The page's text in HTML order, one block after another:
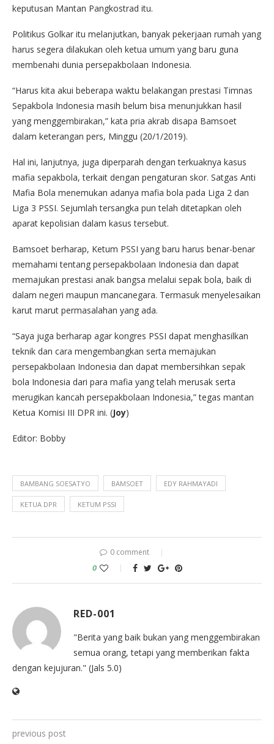
keputusan Mantan Pangkostrad itu.
Politikus Golkar itu melanjutkan, banyak pekerjaan rumah yang
harus segera dilakukan oleh ketua umum yang baru guna
membenahi dunia persepakbolaan Indonesia.
“Harus kita akui beberapa waktu belakangan prestasi Timnas
Sepakbola Indonesia masih belum bisa menunjukkan hasil
yang menggembirakan,” kata pria akrab disapa Bamsoet
dalam keterangan pers, Minggu (20/1/2019).
Hal ini, lanjutnya, juga diperparah dengan terkuaknya kasus
mafia sepakbola, terkait dengan pengaturan skor. Satgas Anti
Mafia Bola menemukan adanya mafia bola pada Liga 2 dan
Liga 3 PSSI. Sejumlah tersangka pun telah ditetapkan oleh
aparat kepolisian dalam kasus tersebut.
Bamsoet berharap, Ketum PSSI yang baru harus benar-benar
memahami tentang persepakbolaan Indonesia dan dapat
memajukan prestasi anak bangsa melalui sepak bola, baik di
dalam negeri maupun mancanegara. Termasuk menyelesaikan
karut marut permasalahan yang ada.
“Saya juga berharap agar kongres PSSI dapat menghasilkan
teknik dan cara mengembangkan serta memajukan
persepakbolaan Indonesia dan dapat membersihkan sepak
bola Indonesia dari para mafia yang telah merusak serta
merugikan kancah persepakbolaan Indonesia,” tegas mantan
Ketua Komisi III DPR ini. (Joy)
Editor: Bobby
BAMBANG SOESATYO BAMSOET EDY RAHMAYADI
KETUA DPR KETUM PSSI
0 comment
0
RED-001
"Berita yang baik bukan yang menggembirakan
semua orang, tetapi yang memberikan fakta
dengan kejujuran." (Jals 5.0)
previous post